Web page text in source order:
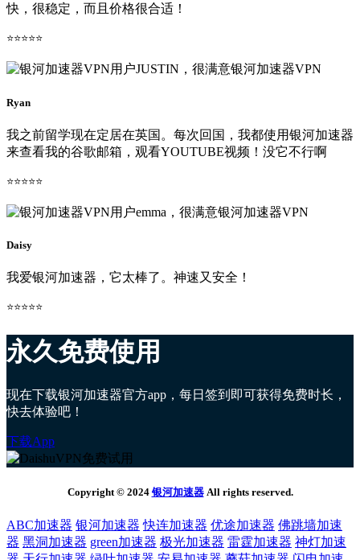
快，很稳定，而且价格很合适！
⭐⭐⭐⭐⭐
Ryan
我之前留学现在定居在英国。每次回国，我都使用银河加速器
来查看我的谷歌邮箱，观看YOUTUBE视频！没它不行啊
⭐⭐⭐⭐⭐
Daisy
我爱银河加速器，它太棒了。神速又安全！
⭐⭐⭐⭐⭐
永久免费使用
现在下载银河加速器官方app，每日签到即可获得免费时长，
快去体验吧！
下载App
Copyright © 2024 银河加速器All rights reserved.
ABC加速器 银河加速器 快连加速器 优途加速器 佛跳墙加速
器 黑洞加速器 green加速器 极光加速器 雷霆加速器 神灯加速